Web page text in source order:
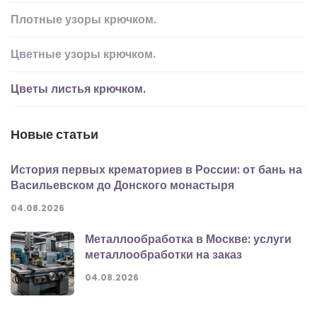
Плотные узоры крючком.
Цветные узоры крючком.
Цветы листья крючком.
Новые статьи
История первых крематориев в России: от бань на
Васильевском до Донского монастыря
04.08.2026
Металлообработка в Москве: услуги
металлообработки на заказ
04.08.2026